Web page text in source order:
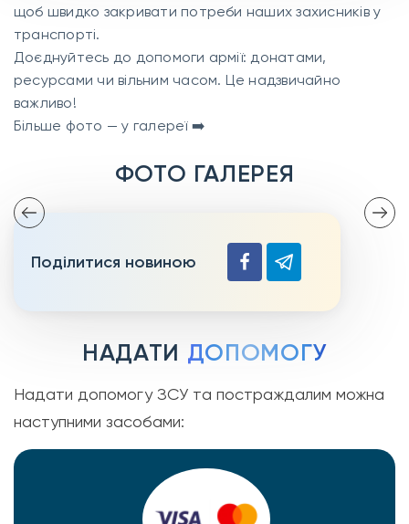
щоб швидко закривати потреби наших захисників у
транспорті.
Доєднуйтесь до допомоги армії: донатами,
ресурсами чи вільним часом. Це надзвичайно
важливо!
Більше фото — у галереї ➡️
ФОТО ГАЛЕРЕЯ
Поділитися новиною
НАДАТИ ДОПОМОГУ
Надати допомогу ЗСУ та постраждалим можна
наступними засобами: